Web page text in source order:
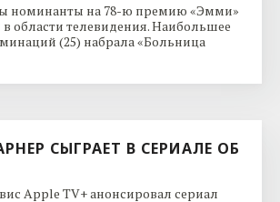
номинанты на 78-ю премию «Эмми»
области телевидения. Наибольшее
(25) набрала «Больница
СЫГРАЕТ В СЕРИАЛЕ ОБ
Apple TV+ анонсировал сериал